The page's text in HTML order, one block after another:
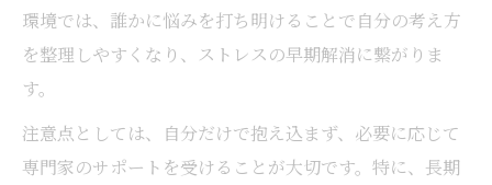
環境では、誰かに悩みを打ち明けることで自分の考え方
を整理しやすくなり、ストレスの早期解消に繋がりま
す。
注意点としては、自分だけで抱え込まず、必要に応じて
専門家のサポートを受けることが大切です。特に、長期